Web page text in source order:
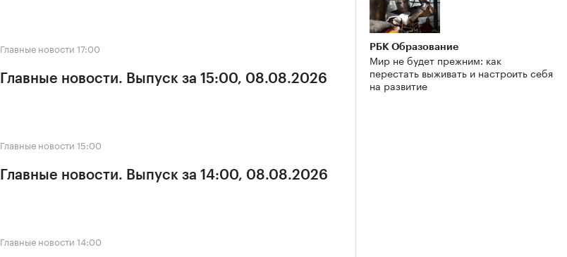
Главные новости 17:00
Главные новости. Выпуск за 15:00, 08.08.2026
Главные новости 15:00
Главные новости. Выпуск за 14:00, 08.08.2026
Главные новости 14:00
РБК Образование
Мир не будет прежним: как
перестать выживать и настроить себя
на развитие